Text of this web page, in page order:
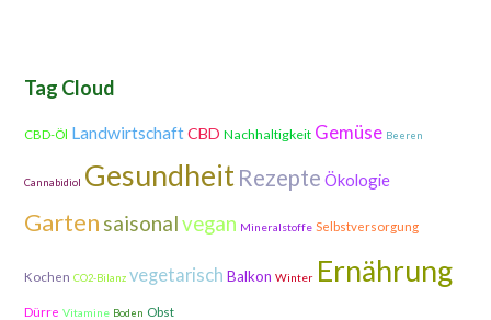
Tag Cloud
CBD-Öl LandwirtschaftCBD Nachhaltigkeit Gemüse Beeren
Cannabidiol Gesundheit Rezepte Ökologie
Garten saisonalvegan Mineralstoffe Selbstversorgung
Kochen CO2-Bilanz vegetarisch Balkon Winter Ernährung
Dürre Vitamine Boden Obst